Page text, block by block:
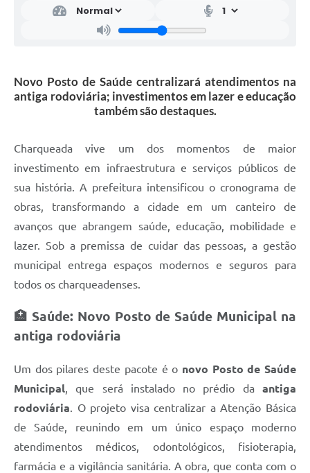
Novo Posto de Saúde centralizará atendimentos na
antiga rodoviária; investimentos em lazer e educação
também são destaques.
Charqueada vive um dos momentos de maior
investimento em infraestrutura e serviços públicos de
sua história. A prefeitura intensificou o cronograma de
obras, transformando a cidade em um canteiro de
avanços que abrangem saúde, educação, mobilidade e
lazer. Sob a premissa de cuidar das pessoas, a gestão
municipal entrega espaços modernos e seguros para
todos os charqueadenses.
🏥 Saúde: Novo Posto de Saúde Municipal na
antiga rodoviária
Um dos pilares deste pacote é o novo Posto de Saúde
Municipal , que será instalado no prédio da antiga
rodoviária . O projeto visa centralizar a Atenção Básica
de Saúde, reunindo em um único espaço moderno
atendimentos médicos, odontológicos, fisioterapia,
farmácia e a vigilância sanitária. A obra, que conta com o